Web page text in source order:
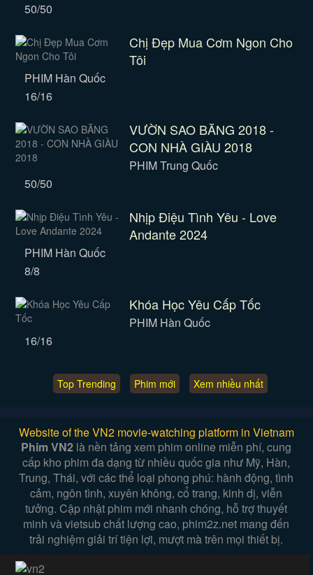
50/50
Chị Đẹp Mua Cơm Ngon Cho
Tôi
PHIM Hàn Quốc
16/16
VƯỜN SAO BĂNG 2018 -
CON NHÀ GIÀU 2018
PHIM Trung Quốc
50/50
Nhịp Điệu Tình Yêu - Love
Andante 2024
PHIM Hàn Quốc
8/8
Khóa Học Yêu Cấp Tốc
PHIM Hàn Quốc
16/16
Top Trending Phim mới Xem nhiều nhất
Website of the VN2 movie-watching platform in Vietnam
Phim VN2 là nền tảng xem phim online miễn phí, cung
cấp kho phim đa dạng từ nhiều quốc gia như Mỹ, Hàn,
Trung, Thái, với các thể loại phong phú: hành động, tình
cảm, ngôn tình, xuyên không, cổ trang, kinh dị, viễn
tưởng. Cập nhật phim mới nhanh chóng, hỗ trợ thuyết
minh và vietsub chất lượng cao, phim2z.net mang đến
trải nghiệm giải trí tiện lợi, mượt mà trên mọi thiết bị.